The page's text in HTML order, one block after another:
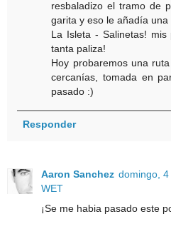
resbaladizo el tramo de
garita y eso le añadía
La Isleta - Salinetas!
tanta paliza!
Hoy probaremos una
cercanías, tomada en
pasado :)
Responder
Aaron Sanchez domingo,
WET
¡Se me habia pasado este